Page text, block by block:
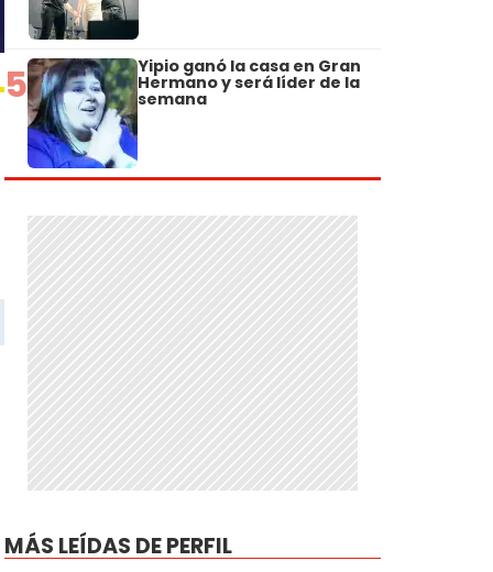
5 Yipio ganó la casa en Gran
Hermano y será líder de la
semana
MÁS LEÍDAS DE PERFIL